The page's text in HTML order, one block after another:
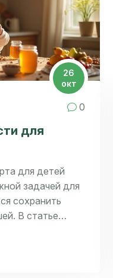
26
окт
0
для
для детей
задачей для
сохранить
В статье
которые
опасений.
а